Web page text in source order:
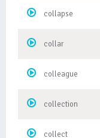
collapse
collar
colleague
collection
collect